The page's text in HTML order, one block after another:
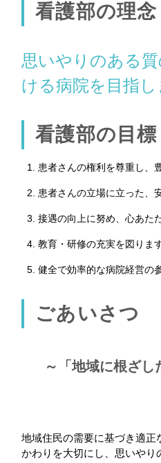
看護部の理念
思いやりのある
ける病院を目指し
看護部の目標
患者さんの権利を尊重し、
患者さんの立場に立った、
接遇の向上に努め、心あた
教育・研修の充実を図ります
健全で効率的な病院経営の
ごあいさつ
「地域に根ざ
地域住民の需要に基づき適
かわりを大切にし、思いやり